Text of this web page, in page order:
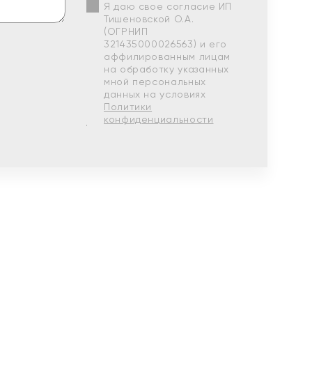
Я даю свое согласие ИП
Тишеновской О.А.
(ОГРНИП
321435000026563) и его
аффилированным лицам
на обработку указанных
мной персональных
данных на условиях
Политики
конфиденциальности